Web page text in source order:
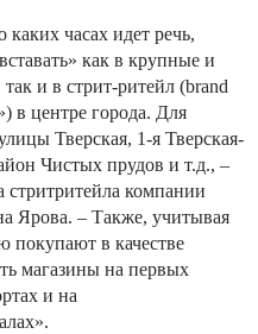
каких часах идет речь,
как в крупные и
и в стрит-ритейл (brand
в центре города. Для
Тверская, 1-я Тверская-
Чистых прудов и т.д., –
стритритейла компании
Ярова. – Также, учитывая
покупают в качестве
магазины на первых
и на